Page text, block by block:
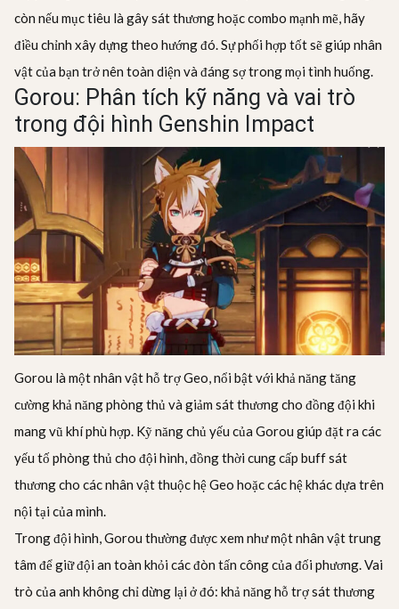
còn nếu mục tiêu là gây sát thương hoặc combo mạnh mẽ, hãy
điều chỉnh xây dựng theo hướng đó. Sự phối hợp tốt sẽ giúp nhân
vật của bạn trở nên toàn diện và đáng sợ trong mọi tình huống.
Gorou: Phân tích kỹ năng và vai trò
trong đội hình Genshin Impact
Gorou là một nhân vật hỗ trợ Geo, nổi bật với khả năng tăng
cường khả năng phòng thủ và giảm sát thương cho đồng đội khi
mang vũ khí phù hợp. Kỹ năng chủ yếu của Gorou giúp đặt ra các
yếu tố phòng thủ cho đội hình, đồng thời cung cấp buff sát
thương cho các nhân vật thuộc hệ Geo hoặc các hệ khác dựa trên
nội tại của mình.
Trong đội hình, Gorou thường được xem như một nhân vật trung
tâm để giữ đội an toàn khỏi các đòn tấn công của đối phương. Vai
trò của anh không chỉ dừng lại ở đó: khả năng hỗ trợ sát thương